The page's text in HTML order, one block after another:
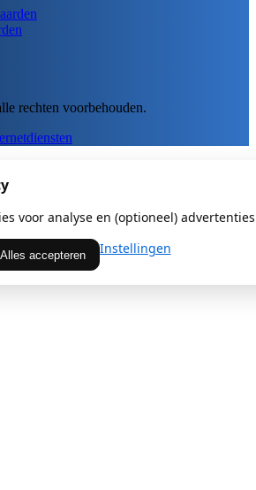
rechten voorbehouden.
voor analyse en (optioneel)
Alles accepteren Instellingen